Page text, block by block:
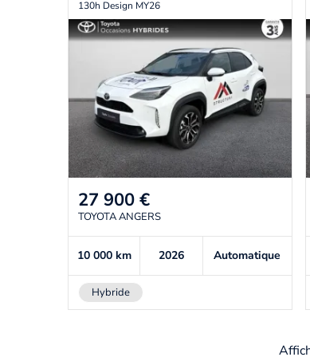
130h Design MY26
27 900 €
TOYOTA ANGERS
10 000 km 2026 Automatique
Hybride